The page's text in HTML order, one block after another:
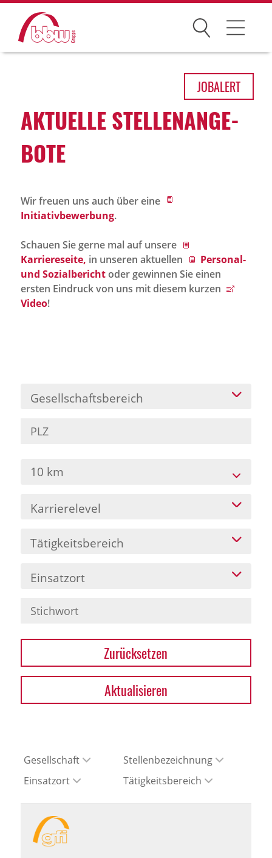
Suchen
Über uns
Historie
bbw als Arbeitgeber
Jobportal
Presse und Medien
Karriere
Presse
News Archiv
JOBALERT
AKTU­ELLE STEL­LEN­AN­GE­
BOTE
Wir freuen uns auch über eine
Initiativbewerbung.
Schauen Sie gerne mal auf unsere
Karriereseite, in unseren aktuellen
Personal-
und Sozialberichtoder gewinnen Sie einen
ersten Eindruck von uns mit diesem kurzen
Video!
Gesellschaftsbereich
10 km
Karrierelevel
Tätigkeitsbereich
Einsatzort
Zurücksetzen
Aktualisieren
Gesellschaft
Stellenbezeichnung
Einsatzort
Tätigkeitsbereich